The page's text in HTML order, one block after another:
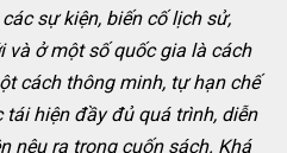
sự kiện, biến cố lịch sử,
và ở một số quốc gia là cách
cách thông minh, tự hạn chế
tái hiện đầy đủ quá trình, diễn
nêu ra trong cuốn sách. Khá